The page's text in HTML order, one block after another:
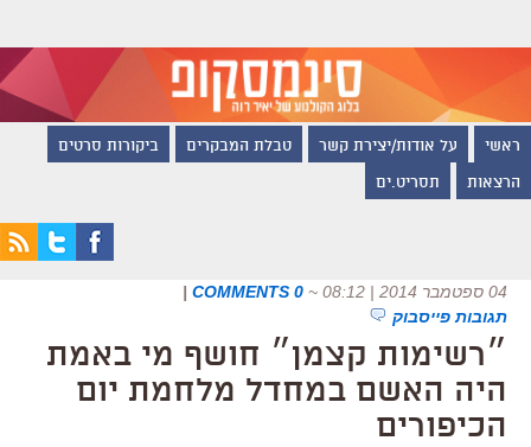
ראשי על אודות/יצירת קשר טבלת המבקרים ביקורות סרטים
הרצאות תסריט.ים
04 ספטמבר 2014 | 08:12 ~
0 COMMENTS
|
תגובות פייסבוק
״רשימות קצמן״ חושף מי באמת
היה האשם במחדל מלחמת יום
הכיפורים